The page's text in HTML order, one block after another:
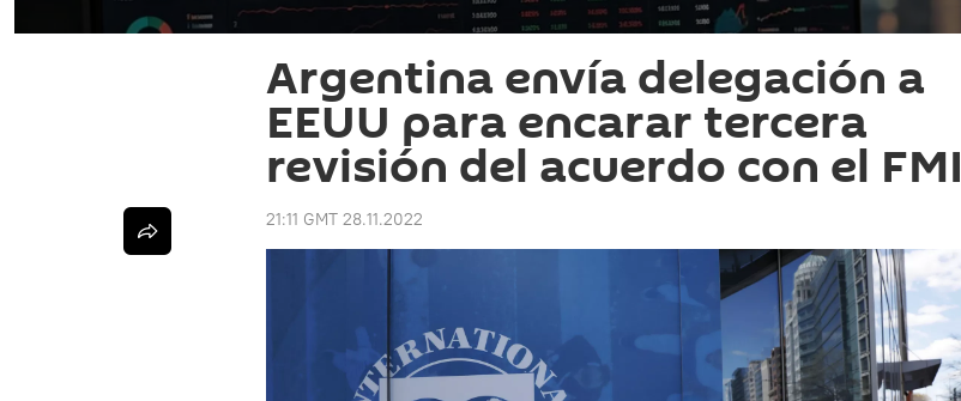
Argentina envía delegación a
EEUU para encarar tercera
revisión del acuerdo con el FMI
21:11 GMT 28.11.2022